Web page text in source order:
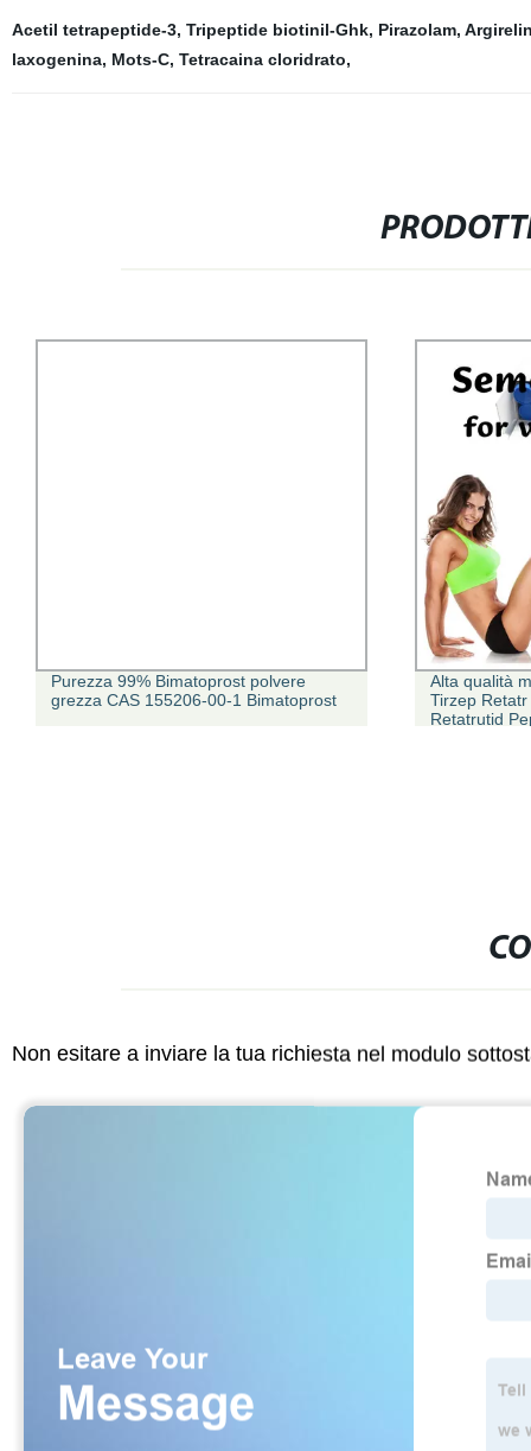
Acetil tetrapeptide-3, Tripeptide biotinil-Ghk, Pirazolam,
laxogenina, Mots-C, Tetracaina cloridrato,
Purezza 99% Bimatoprost polvere
grezza CAS 155206-00-1 Bimatoprost
Alta qualità
Tirzep
Retatrutid
Non esitare a inviare la tua richiesta nel modulo